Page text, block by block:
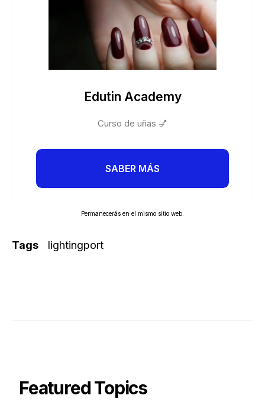
Edutin Academy
Curso de uñas 💅
SABER MÁS
Permanecerás en el mismo sitio web.
Tags lightingport
Featured Topics